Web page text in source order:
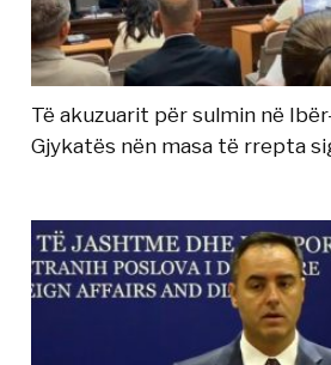
Të akuzuarit për sulmin në
Gjykatës nën masa të rrepta